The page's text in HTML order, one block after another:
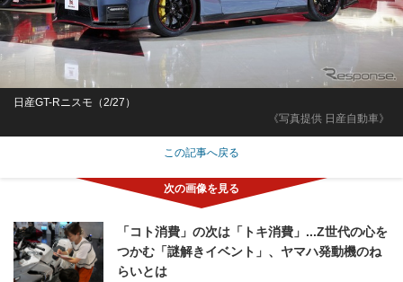
《写真提供 日産自動車》
日産GT-Rニスモ（2/27）
この記事へ戻る
「コト消費」の次は「トキ消費」...Z世代の心を
つかむ「謎解きイベント」、ヤマハ発動機のね
らいとは